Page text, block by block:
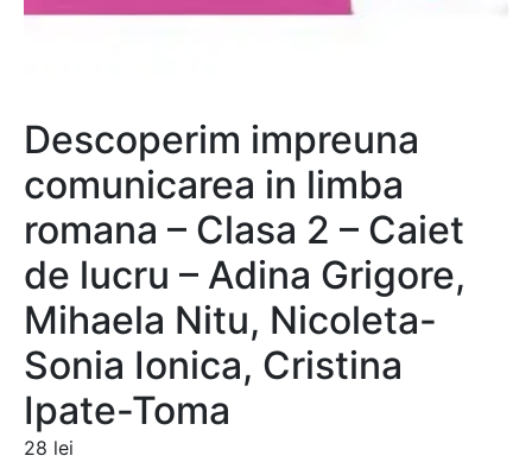
Descoperim impreuna
comunicarea in limba
romana – Clasa 2 – Caiet
de lucru – Adina Grigore,
Mihaela Nitu, Nicoleta-
Sonia Ionica, Cristina
Ipate-Toma
28 lei